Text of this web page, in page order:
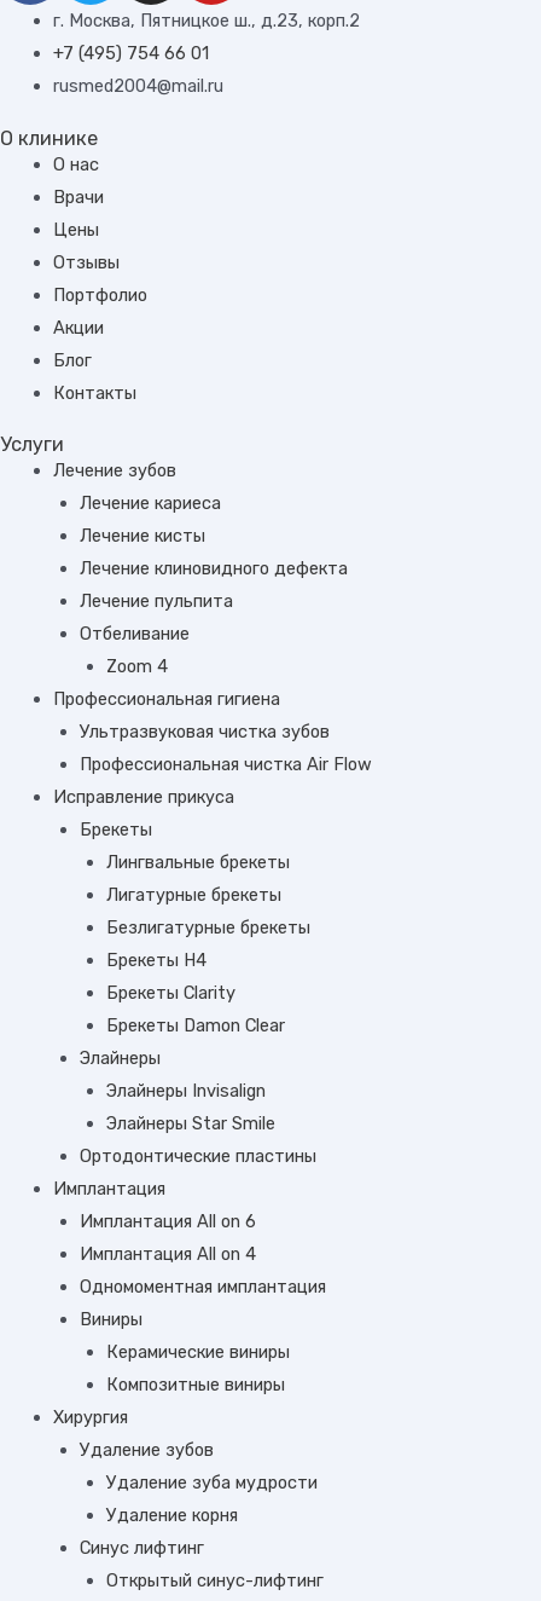
г. Москва, Пятницкое ш., д.23, корп.2
+7 (495) 754 66 01
rusmed2004@mail.ru
О клинике
О нас
Врачи
Цены
Отзывы
Портфолио
Акции
Блог
Контакты
Услуги
Лечение зубов
Лечение кариеса
Лечение кисты
Лечение клиновидного дефекта
Лечение пульпита
Отбеливание
Zoom 4
Профессиональная гигиена
Ультразвуковая чистка зубов
Профессиональная чистка Air Flow
Исправление прикуса
Брекеты
Лингвальные брекеты
Лигатурные брекеты
Безлигатурные брекеты
Брекеты Н4
Брекеты Clarity
Брекеты Damon Clear
Элайнеры
Элайнеры Invisalign
Элайнеры Star Smile
Ортодонтические пластины
Имплантация
Имплантация All on 6
Имплантация All on 4
Одномоментная имплантация
Виниры
Керамические виниры
Композитные виниры
Хирургия
Удаление зубов
Удаление зуба мудрости
Удаление корня
Синус лифтинг
Открытый синус-лифтинг